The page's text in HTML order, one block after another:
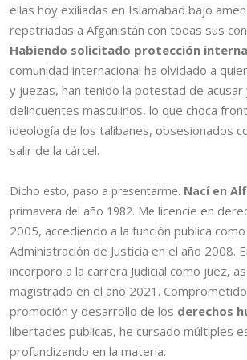
ellas hoy exiliadas en Islamabad bajo
repatriadas a Afganistán con todas sus
Habiendo solicitado protección
comunidad internacional ha olvidado a
y juezas, han tenido la potestad de acusar
delincuentes masculinos, lo que choca
ideología de los talibanes, obsesionados
salir de la cárcel.
Dicho esto, paso a presentarme. Nací en
primavera del año 1982. Me licencie en
2005, accediendo a la función publica
Administración de Justicia en el año 2008.
incorporo a la carrera Judicial como juez,
magistrado en el año 2021.
promoción y desarrollo de los derechos
libertades publicas, he cursado múltiples
profundizando en la materia.